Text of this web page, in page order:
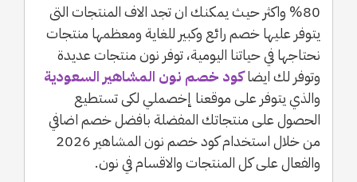
80% واكثر حيث يمكنك ان تجد الاف المنتجات التى
يتوفر عليها خصم رائع وكبير للغاية ومعظمها منتجات
نحتاجها في حياتنا اليومية، توفر نون منتجات عديدة
وتوفر لك ايضاكود خصم نون المشاهير السعودية
والذي يتوفر على موقعنا إخصملي لكى تستطيع
الحصول على منتجاتك المفضلة بافضل خصم اضافي
من خلال استخدام كود خصم نون المشاهير 2026
والفعال على كل المنتجات والاقسام في نون.